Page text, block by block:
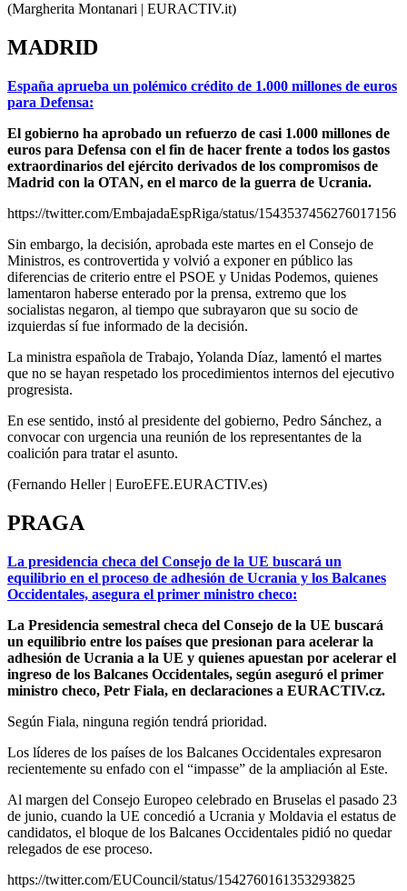
(Margherita Montanari | EURACTIV.it)
MADRID
España aprueba un polémico crédito de 1.000 millones de euros
para Defensa:
El gobierno ha aprobado un refuerzo de casi 1.000 millones de
euros para Defensa con el fin de hacer frente a todos los gastos
extraordinarios del ejército derivados de los compromisos de
Madrid con la OTAN, en el marco de la guerra de Ucrania.
https://twitter.com/EmbajadaEspRiga/status/1543537456276017156
Sin embargo, la decisión, aprobada este martes en el Consejo de
Ministros, es controvertida y volvió a exponer en público las
diferencias de criterio entre el PSOE y Unidas Podemos, quienes
lamentaron haberse enterado por la prensa, extremo que los
socialistas negaron, al tiempo que subrayaron que su socio de
izquierdas sí fue informado de la decisión.
La ministra española de Trabajo, Yolanda Díaz, lamentó el martes
que no se hayan respetado los procedimientos internos del ejecutivo
progresista.
En ese sentido, instó al presidente del gobierno, Pedro Sánchez, a
convocar con urgencia una reunión de los representantes de la
coalición para tratar el asunto.
(Fernando Heller | EuroEFE.EURACTIV.es)
PRAGA
La presidencia checa del Consejo de la UE buscará un
equilibrio en el proceso de adhesión de Ucrania y los Balcanes
Occidentales, asegura el primer ministro checo:
La Presidencia semestral checa del Consejo de la UE buscará
un equilibrio entre los países que presionan para acelerar la
adhesión de Ucrania a la UE y quienes apuestan por acelerar el
ingreso de los Balcanes Occidentales, según aseguró el primer
ministro checo, Petr Fiala, en declaraciones a EURACTIV.cz.
Según Fiala, ninguna región tendrá prioridad.
Los líderes de los países de los Balcanes Occidentales expresaron
recientemente su enfado con el “impasse” de la ampliación al Este.
Al margen del Consejo Europeo celebrado en Bruselas el pasado 23
de junio, cuando la UE concedió a Ucrania y Moldavia el estatus de
candidatos, el bloque de los Balcanes Occidentales pidió no quedar
relegados de ese proceso.
https://twitter.com/EUCouncil/status/1542760161353293825